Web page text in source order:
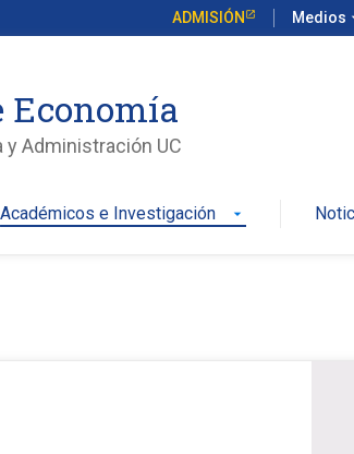
ADMISIÓN Medios
y Administración UC
Académicos e Investigación arrow_drop_down